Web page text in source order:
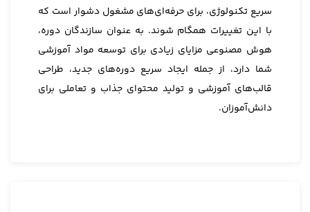
سریع تکنولوژی، برای حرفه‌ای‌های مشغول دشوار است که
با این تغییرات همگام شوند. به عنوان سازندگان دوره،
هوش مصنوعی مزایای زیادی برای توسعه مواد آموزشی
شما دارد، از جمله ایجاد سریع دوره‌های جدید، طراحی
قالب‌های آموزشی و تولید محتوای جذاب و تعاملی برای
دانش‌آموزان.